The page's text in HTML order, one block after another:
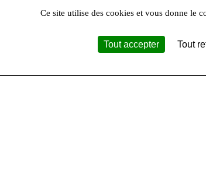
Ce site utilise des cookies et vous donne le
Tout accepter Tout